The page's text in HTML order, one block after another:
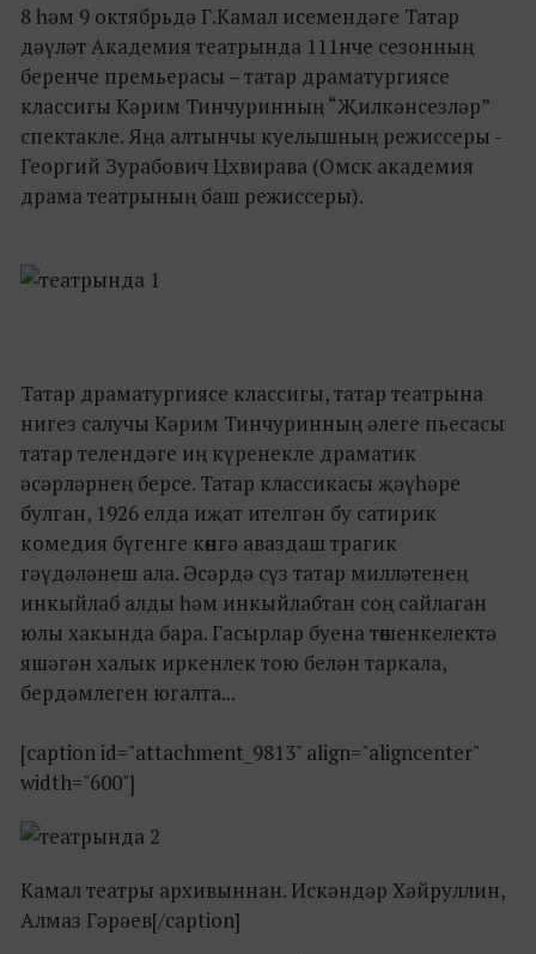
8 һәм 9 октябрьдә Г.Камал исемендәге Татар
дәүләт Академия театрында 111нче сезонның
беренче премьерасы – татар драматургиясе
классигы Кәрим Тинчуринның “Җилкәнсезләр”
спектакле. Яңа алтынчы куелышның режиссеры -
Георгий Зурабович Цхвирава (Омск академия
драма театрының баш режиссеры).
Татар драматургиясе классигы, татар театрына
нигез салучы Кәрим Тинчуринның әлеге пьесасы
татар телендәге иң күренекле драматик
әсәрләрнең берсе. Татар классикасы җәүһәре
булган, 1926 елда иҗат ителгән бу сатирик
комедия бүгенге көнгә аваздаш трагик
гәүдәләнеш ала. Әсәрдә сүз татар милләтенең
инкыйлаб алды һәм инкыйлабтан соң сайлаган
юлы хакында бара. Гасырлар буена төшенкелектә
яшәгән халык иркенлек тою белән таркала,
бердәмлеген югалта...
[caption id="attachment_9813" align="aligncenter"
width="600"]
Камал театры архивыннан. Искәндәр Хәйруллин,
Алмаз Гәрәев[/caption]